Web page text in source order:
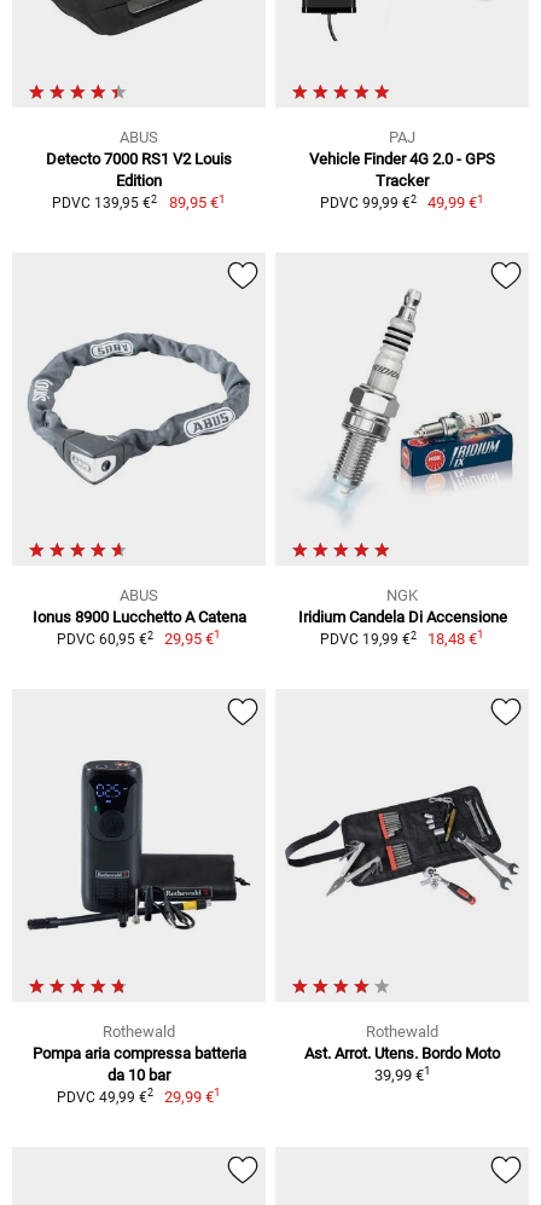
ABUS
Detecto 7000 RS1 V2 Louis
Edition
PDVC 139,95 €2 89,95 €1
PAJ
Vehicle Finder 4G 2.0 - GPS
Tracker
PDVC 99,99 €2 49,99 €1
ABUS
Ionus 8900 Lucchetto A Catena
PDVC 60,95 €2 29,95 €1
NGK
Iridium Candela Di Accensione
PDVC 19,99 €2 18,48 €1
Rothewald
Pompa aria compressa batteria
da 10 bar
PDVC 49,99 €2 29,99 €1
Rothewald
Ast. Arrot. Utens. Bordo Moto
39,99 €1